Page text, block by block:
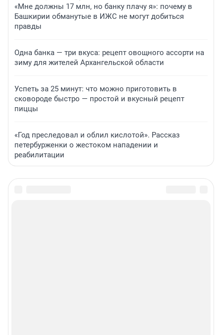
«Мне должны 17 млн, но банку плачу я»: почему в
Башкирии обманутые в ИЖС не могут добиться
правды
Одна банка — три вкуса: рецепт овощного ассорти на
зиму для жителей Архангельской области
Успеть за 25 минут: что можно приготовить в
сковороде быстро — простой и вкусный рецепт
пиццы
«Год преследовал и облил кислотой». Рассказ
петербурженки о жестоком нападении и
реабилитации